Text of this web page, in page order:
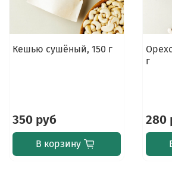
Кешью сушёный, 150 г
350 руб
В корзину
г
280